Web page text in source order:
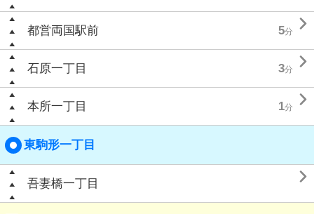
都営両国駅前 5分 
石原一丁目 3分 
本所一丁目 1分 
東駒形一丁目
吾妻橋一丁目 